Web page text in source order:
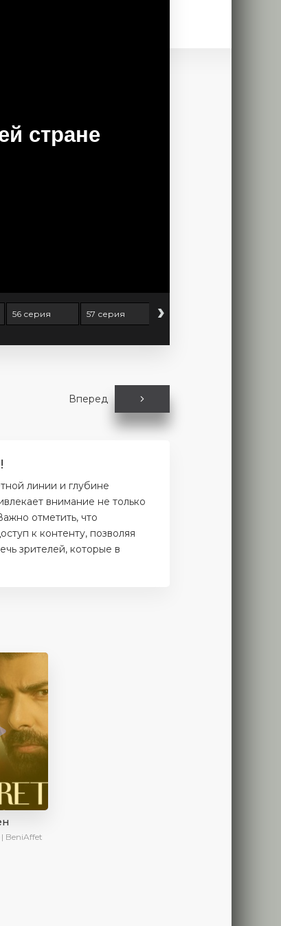
56 серия 57 серия 58 серия
›
Вперед
линии и глубине
внимание не только
отметить, что
к контенту, позволяя
зрителей, которые в
BeniAffet